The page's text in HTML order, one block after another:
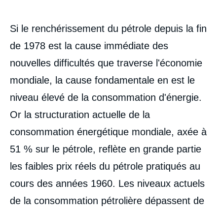
Si le renchérissement du pétrole depuis la fin
de 1978 est la cause immédiate des
nouvelles difficultés que traverse l'économie
mondiale, la cause fondamentale en est le
niveau élevé de la consommation d'énergie.
Or la structuration actuelle de la
consommation énergétique mondiale, axée à
51 % sur le pétrole, reflète en grande partie
les faibles prix réels du pétrole pratiqués au
cours des années 1960. Les niveaux actuels
de la consommation pétrolière dépassent de